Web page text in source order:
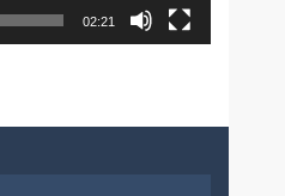
02:21